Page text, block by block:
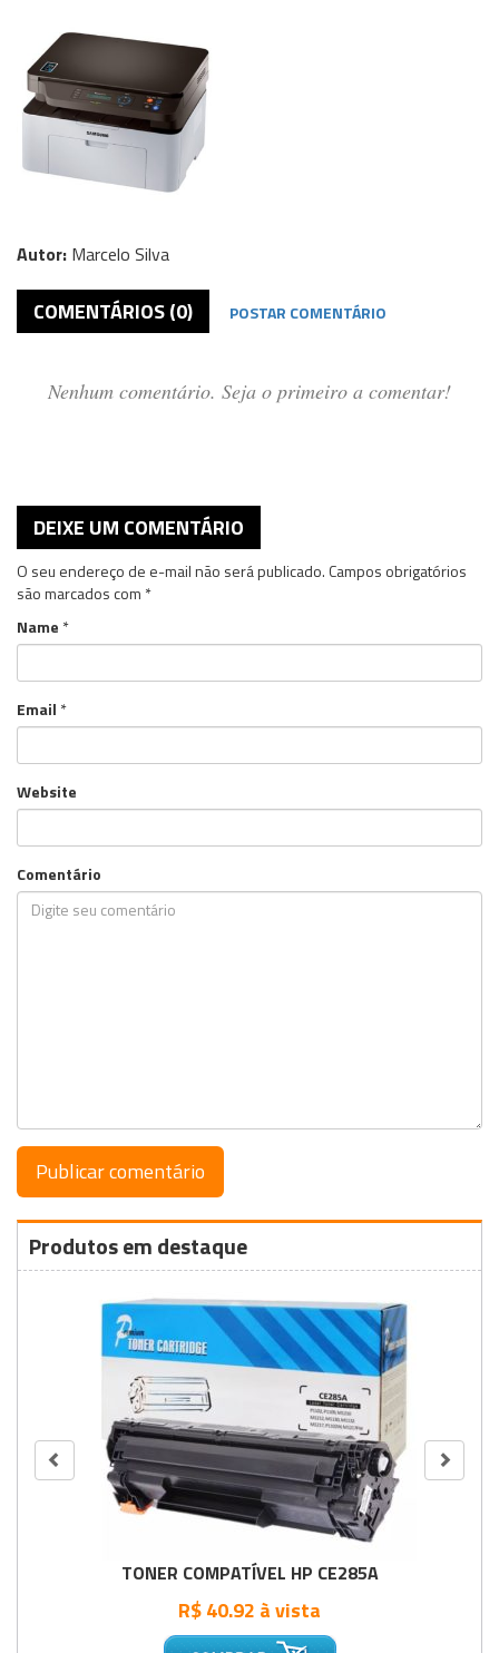
Autor: Marcelo Silva
COMENTÁRIOS (0) POSTAR COMENTÁRIO
Nenhum comentário. Seja o primeiro a comentar!
DEIXE UM COMENTÁRIO
O seu endereço de e-mail não será publicado. Campos obrigatórios
são marcados com *
Name *
Email *
Website
Comentário
Produtos em destaque
TONER COMPATÍVEL HP CE285A
R$ 40.92 à vista